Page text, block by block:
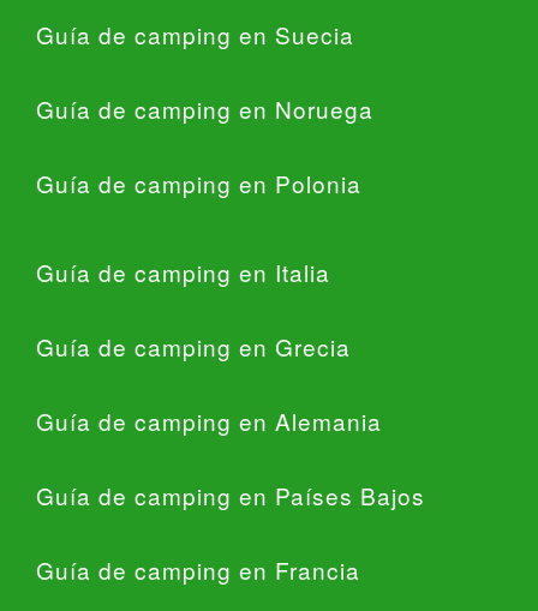
Guía de camping en Suecia
Guía de camping en Noruega
Guía de camping en Polonia
Guía de camping en Italia
Guía de camping en Grecia
Guía de camping en Alemania
Guía de camping en Países Bajos
Guía de camping en Francia